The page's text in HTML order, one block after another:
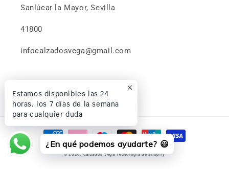
Sanlúcar la Mayor, Sevilla
41800
infocalzadosvega@gmail.com
Facebook
Formas
de
© 2026,Calzados Vega Tecnología de Shopify
Estamos disponibles las 24
horas, los 7 días de la semana
para cualquier duda
¿En qué podemos ayudarte? 😃